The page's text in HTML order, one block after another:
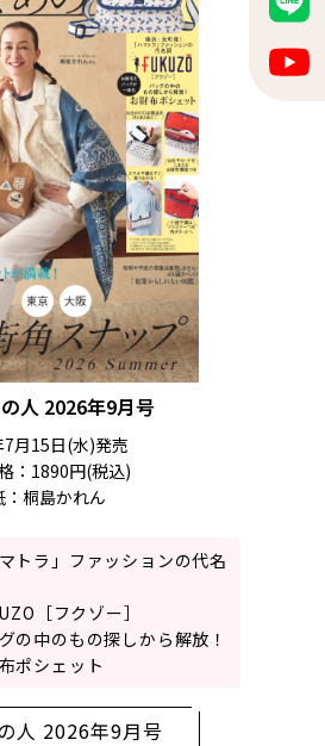
人 2026年9月号
7月15日(水)発売
：1890円(税込)
：桐島かれん
マトラ」ファッションの代名
［フクゾー］
の中のもの探しから解放！
ポシェット
人 2026年9月号